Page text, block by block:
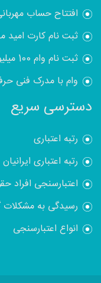
افتتاح حساب
ثبت نام کارت امید
ثبت نام وام 100 میلیونی بازنشستگان
وام با مدرک فنی حرفه
دسترسی سریع
رتبه اعتباری
رتبه اعتباری ایرانیان
اعتبارسنجی افراد
رسیدگی به مشکلات
انواع اعتبارسنجی